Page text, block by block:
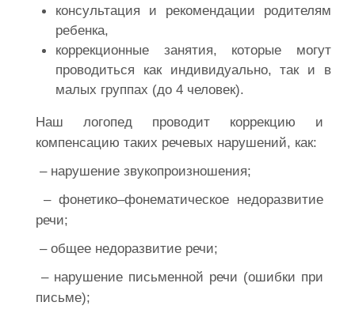
консультация и рекомендации родителям
ребенка,
коррекционные занятия, которые могут
проводиться как индивидуально, так и в
малых группах (до 4 человек).
Наш логопед проводит коррекцию и
компенсацию таких речевых нарушений, как:
– нарушение звукопроизношения;
– фонетико–фонематическое недоразвитие
речи;
– общее недоразвитие речи;
– нарушение письменной речи (ошибки при
письме);